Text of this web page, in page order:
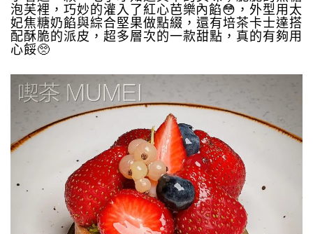
泡芙裡，巧妙的灌入了紅心芭樂內餡😳，外型用太
妃焦糖奶餡與綜合堅果做點綴，還有培茶卡士達搭
配酥脆的派皮，超多層次的一款甜點，真的有夠用
心餒🥺